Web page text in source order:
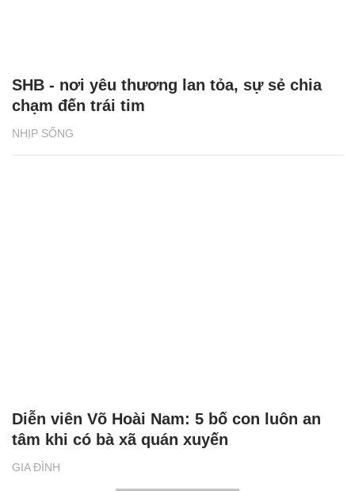
NHỊP SỐNG
SHB - nơi yêu thương lan tỏa, sự sẻ chia
chạm đến trái tim
GIA ĐÌNH
Diễn viên Võ Hoài Nam: 5 bố con luôn an
tâm khi có bà xã quán xuyến